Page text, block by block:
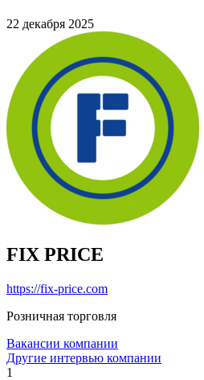
22 декабря 2025
FIX PRICE
https://fix-price.com
Розничная торговля
Вакансии компании
Другие интервью компании
1